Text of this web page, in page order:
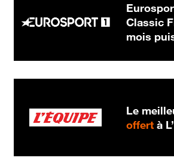
Classic
mois
Le
offert à